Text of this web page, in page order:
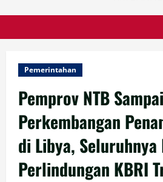
Pemerintahan
Pemprov NTB
Perkembangan
di Libya, Seluruhnya
Perlindungan KBRI